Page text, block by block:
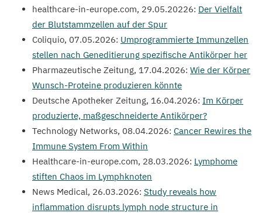
health​care​-in​-europe​.com, 29.05.20226: Der Vielfalt
der Blutstammzellen auf der Spur
Coliquio, 07.05.2026: Umprogrammierte Immunzellen
stellen nach Geneditierung spezifische Antikörper her
Pharmazeutische Zeitung, 17.04.2026: Wie der Körper
Wunsch-Proteine produzieren könnte
Deutsche Apotheker Zeitung, 16.04.2026: Im Körper
produzierte, maßgeschneiderte Antikörper?
Technology Networks, 08.04.2026: Cancer Rewires the
Immune System From Within
Health​care​-in​-europe​.com, 28.03.2026: Lymphome
stiften Chaos im Lymphknoten
News Medical, 26.03.2026: Study reveals how
inflammation disrupts lymph node structure in